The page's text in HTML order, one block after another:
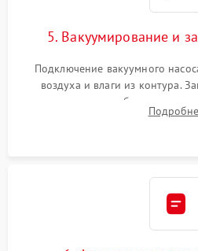
5. Вакуумирование и
Подключение вакуумного
воздуха и влаги из контура.
дозированным объемом
электронным весам. Контроль